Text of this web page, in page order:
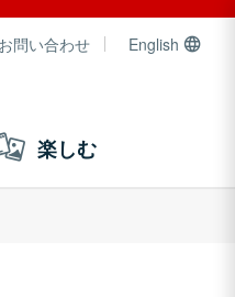
問い合わせ English
楽しむ